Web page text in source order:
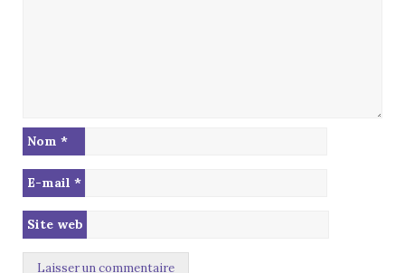
Nom *
E-mail *
Site web